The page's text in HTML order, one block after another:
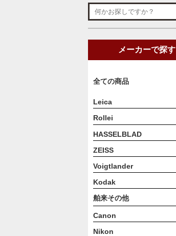
メーカーで探す
全ての商品
Leica
Rollei
HASSELBLAD
ZEISS
Voigtlander
Kodak
舶来その他
Canon
Nikon